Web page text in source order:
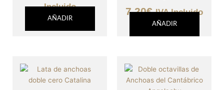
Incluido
AÑADIR
7,20€ IVA Incluido
AÑADIR